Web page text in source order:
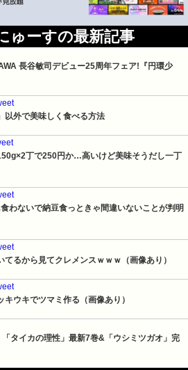
ゅーすの最新記事
長谷敏司デビュー25周年フェア!『円環少
以外で美味しく食べる方法
丁で250円か…高いけど美味そうだし一丁
わないで納豆食っときゃ間違いないことが判明
てるから見てクレメンスｗｗｗ（画像あり）
キウキでツマミ作る（画像あり）
タイカの理性」最新7巻&「ウシミツガオ」完